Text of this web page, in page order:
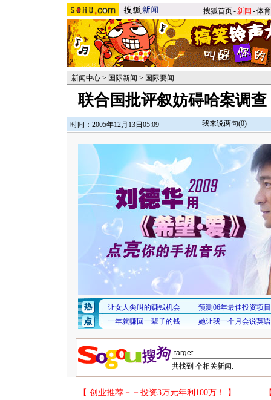
搜狐首页-新闻 -体育
新闻中心 > 国际新闻 > 国际要闻
联合国批评叙妨碍哈案调查
时间：2005年12月13日05:09 我来说两句(0)
共找到 个相关新闻.